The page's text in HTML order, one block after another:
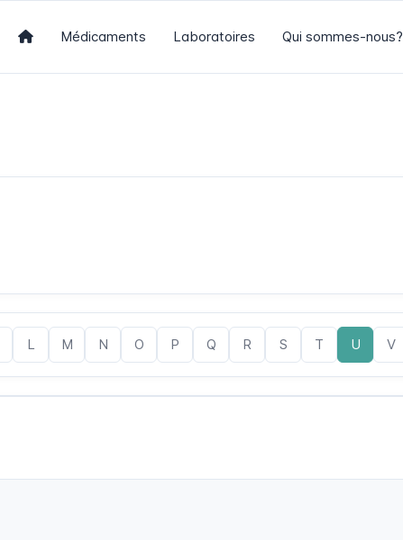
Médicaments Laboratoires Qui sommes-nous?
L M N O P Q R S T U V